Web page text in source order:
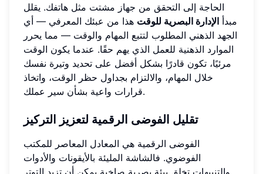
الحاجة إلى التحقق من جهاز مشتت مثل هاتفك. يقلل
مبدأ الإدارة البصرية للوقت هذا من عبئك المعرفي — أي
الجهد الذهني المطلوب لتتبع المهام والوقت — مما يحرر
الموارد الذهنية للعمل الذي يهم حقًا. عندما يكون الوقت
مرئيًا، تكون قادرًا بشكل أفضل على تحديد وتيرة نفسك
خلال المهام، والالتزام بجداول حظر الوقت، واتخاذ
قرارات واعية بشأن سير عملك.
تقليل الفوضى الرقمية لتعزيز التركيز
الفوضى الرقمية هي المعادل المعاصر للمكتب
الفوضوي. فالشاشة المليئة بالأيقونات والأدوات